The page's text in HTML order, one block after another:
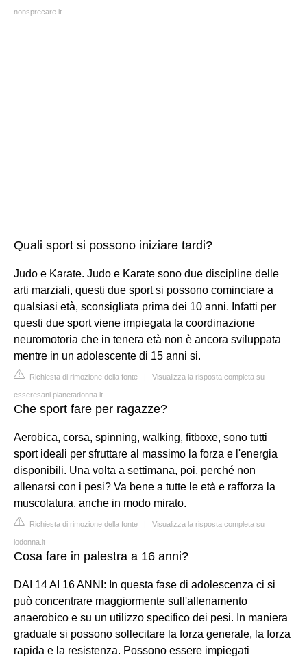
nonsprecare.it
Quali sport si possono iniziare tardi?
Judo e Karate. Judo e Karate sono due discipline delle
arti marziali, questi due sport si possono cominciare a
qualsiasi età, sconsigliata prima dei 10 anni. Infatti per
questi due sport viene impiegata la coordinazione
neuromotoria che in tenera età non è ancora sviluppata
mentre in un adolescente di 15 anni si.
Richiesta di rimozione della fonte | Visualizza la risposta completa su
esseresani.pianetadonna.it
Che sport fare per ragazze?
Aerobica, corsa, spinning, walking, fitboxe, sono tutti
sport ideali per sfruttare al massimo la forza e l'energia
disponibili. Una volta a settimana, poi, perché non
allenarsi con i pesi? Va bene a tutte le età e rafforza la
muscolatura, anche in modo mirato.
Richiesta di rimozione della fonte | Visualizza la risposta completa su
iodonna.it
Cosa fare in palestra a 16 anni?
DAI 14 AI 16 ANNI: In questa fase di adolescenza ci si
può concentrare maggiormente sull'allenamento
anaerobico e su un utilizzo specifico dei pesi. In maniera
graduale si possono sollecitare la forza generale, la forza
rapida e la resistenza. Possono essere impiegati